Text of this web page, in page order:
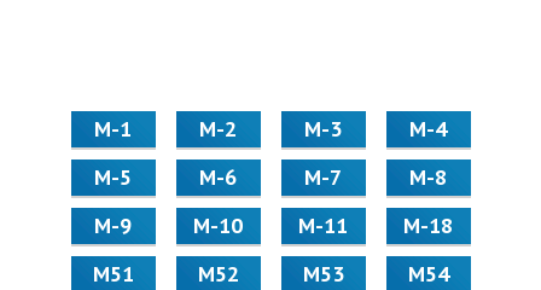
М-1 М-2 М-3
М-4
М-5
М-6 М-7
М-8
М-9
М-10 М-11
М-18
М51
М52 М53
М54